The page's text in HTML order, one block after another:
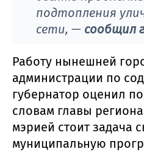
подтопления
сети, — сообщил
Работу нынешней
администрации по
губернатор оценил
словам главы
мэрией стоит задача
муниципальную